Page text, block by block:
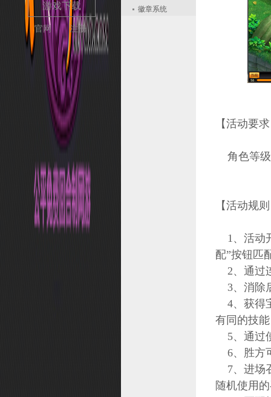
游戏下载
官网 注册
徽章系统
【活动要
角色等级
【活动规
1、活动
配”按钮匹
2、通过
3、消除
4、获得
有同的技
5、通过
6、胜方
7、进场
随机使用